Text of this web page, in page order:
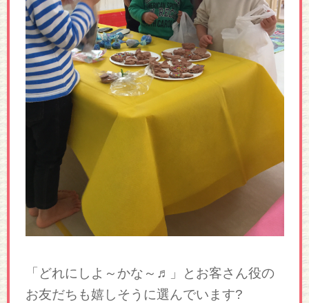
「どれにしよ～かな～♬」とお客さん役の
お友だちも嬉しそうに選んでいます?